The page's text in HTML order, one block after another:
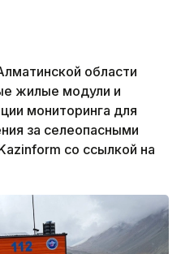
области
жилые модули и
мониторинга для
за селеопасными
со ссылкой на